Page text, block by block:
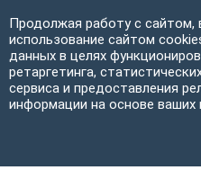
Продолжая работу с сайтом,
использование сайтом
данных в целях
ретаргетинга,
сервиса и предоставления
информации на основе ваших